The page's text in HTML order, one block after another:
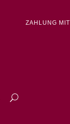
ZAHLUNG MIT